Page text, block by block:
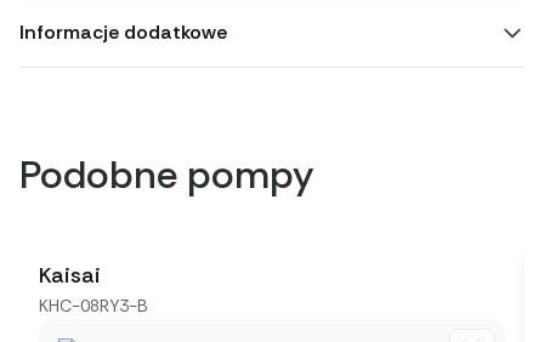
Informacje dodatkowe
Podobne pompy
Kaisai
KHC-08RY3-B